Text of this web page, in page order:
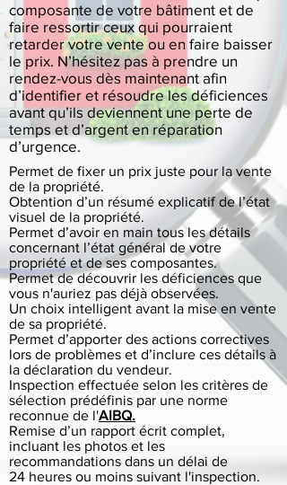
composante de votre bâtiment et de
faire ressortir ceux qui pourraient
retarder votre vente ou en faire baisser
le prix. N’hésitez pas à prendre un
rendez-vous dès maintenant afin
d’identifier et résoudre les déficiences
avant qu’ils deviennent une perte de
temps et d’argent en réparation
d’urgence.
Permet de fixer un prix juste pour la vente
de la propriété.
Obtention d’un résumé explicatif de l’état
visuel de la propriété.
Permet d’avoir en main tous les détails
concernant l’état général de votre
propriété et de ses composantes.
Permet de découvrir les déficiences que
vous n'auriez pas déjà observées.
Un choix intelligent avant la mise en vente
de sa propriété.
Permet d’apporter des actions correctives
lors de problèmes et d’inclure ces détails à
la déclaration du vendeur.
Inspection effectuée selon les critères de
sélection prédéfinis par une norme
reconnue de l'AIBQ.
Remise d’un rapport écrit complet,
incluant les photos et les
recommandations dans un délai de
24 heures ou moins suivant l'inspection.